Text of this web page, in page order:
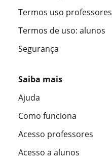
Termos uso professores
Termos de uso: alunos
Segurança
Saiba mais
Ajuda
Como funciona
Acesso professores
Acesso a alunos